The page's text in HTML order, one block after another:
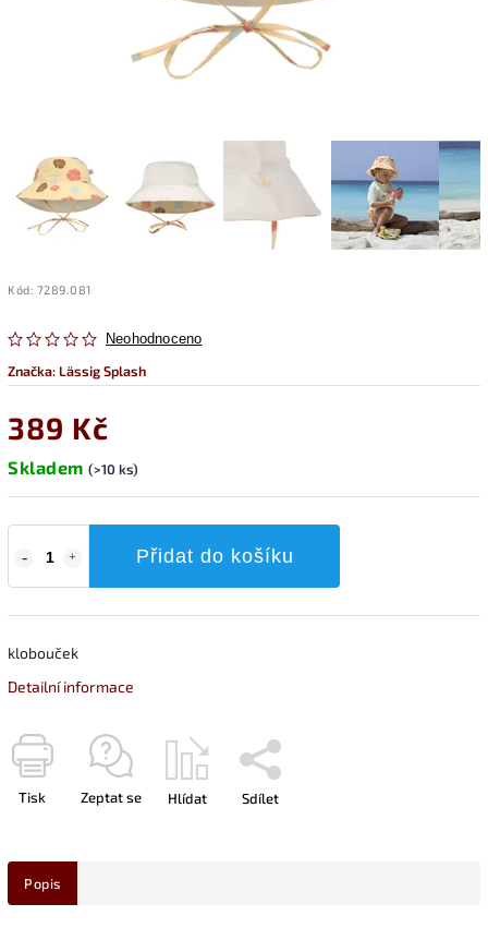
Kód: 7289.081
Neohodnoceno
Značka: Lässig Splash
389 Kč
Skladem (>10 ks)
Přidat do košíku
klobouček
Detailní informace
Tisk Zeptat se Hlídat Sdílet
Popis